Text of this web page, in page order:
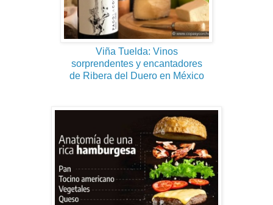
Viña Tuelda: Vinos
sorprendentes y encantadores
de Ribera del Duero en México